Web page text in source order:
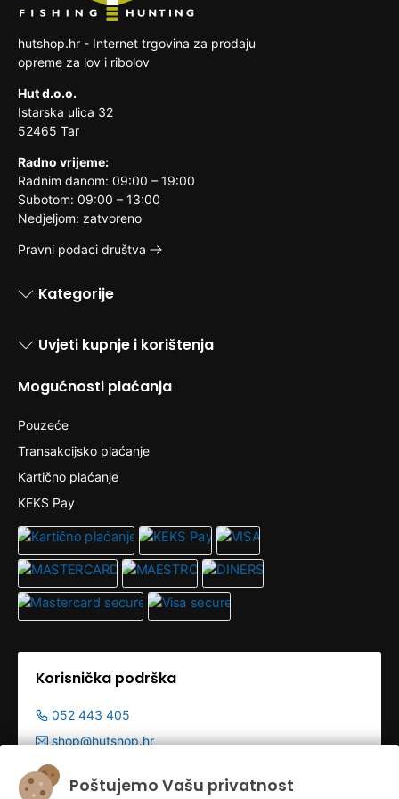
Poštujemo Vašu privatnost
hutshop.hr - Internet trgovina za prodaju
opreme za lov i ribolov
Hut d.o.o.
Istarska ulica 32
52465 Tar
Radno vrijeme:
Radnim danom: 09:00 – 19:00
Subotom: 09:00 – 13:00
Nedjeljom: zatvoreno
Pravni podaci društva
Kategorije
Uvjeti kupnje i korištenja
Mogućnosti plaćanja
Pouzeće
Transakcijsko plaćanje
Kartično plaćanje
KEKS Pay
Korisnička podrška
052 443 405
shop@hutshop.hr
Radno vrijeme: